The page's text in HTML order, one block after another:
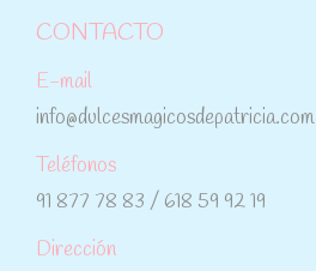
CONTACTO
E-mail
info@dulcesmagicosdepatricia.com
Teléfonos
91 877 78 83 / 618 59 92 19
Dirección